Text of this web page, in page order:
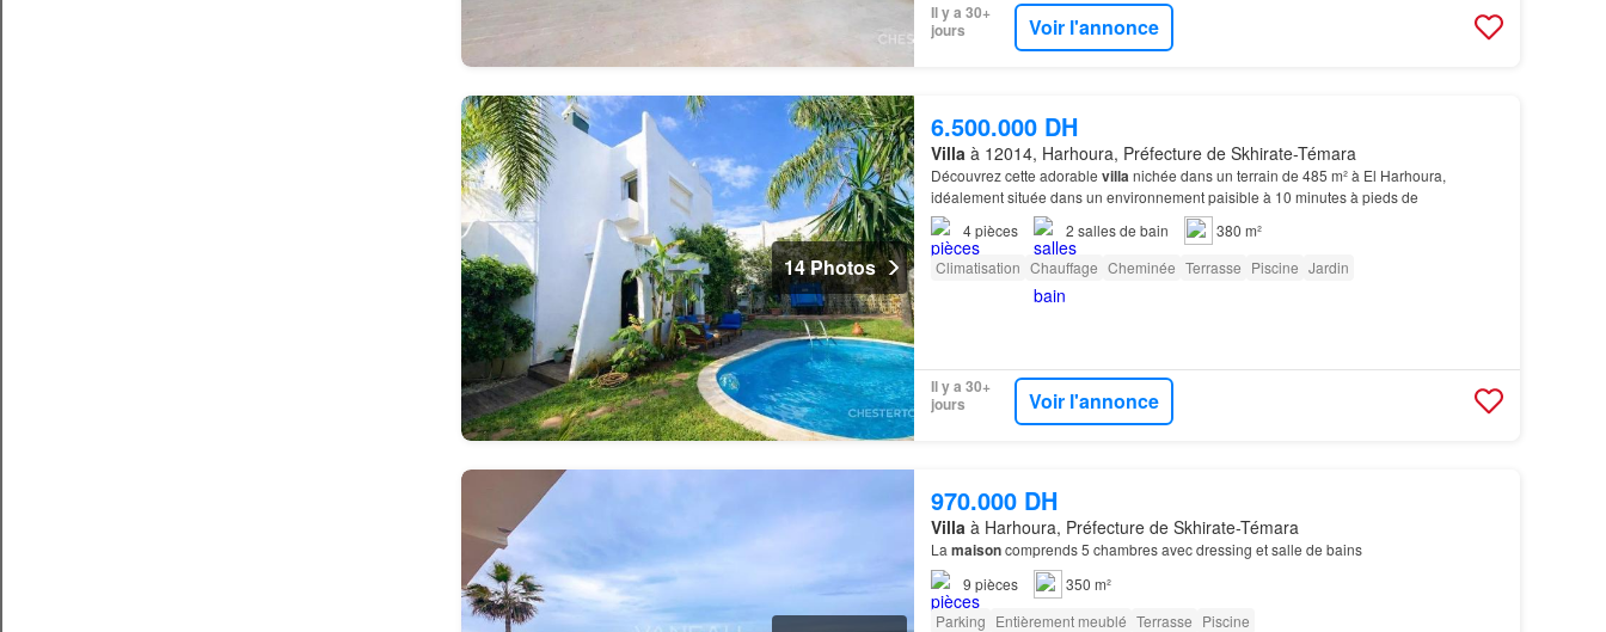
Il y a 30+
jours
Voir l'annonce
14 Photos
6.500.000 DH
Villa à 12014, Harhoura, Préfecture de Skhirate-Témara
Découvrez cette adorable villanichée dans un terrain de 485 m² à El Harhoura,
idéalement située dans un environnement paisible à 10 minutes à pieds de
4pièces 2 salles de bain
380 m²
Climatisation Chauffage Cheminée Terrasse Piscine Jardin
Il y a 30+
jours
Voir l'annonce
970.000 DH
Villa à Harhoura, Préfecture de Skhirate-Témara
La maisoncomprends 5 chambres avec dressing et salle de bains
9 pièces
350 m²
Parking Entièrement meublé Terrasse Piscine